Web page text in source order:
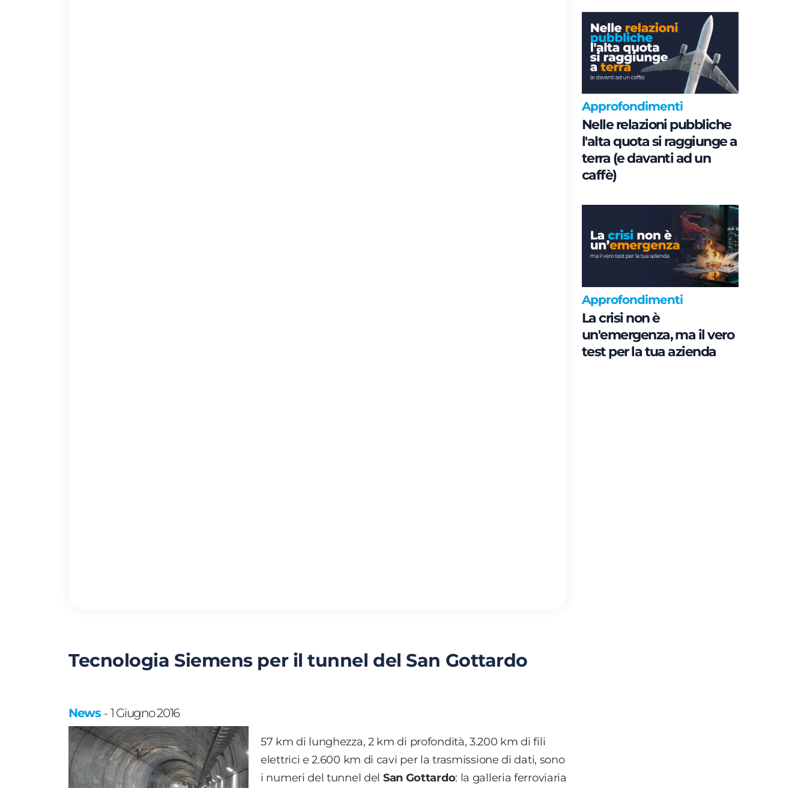
Tecnologia Siemens per il tunnel del San Gottardo
News - 1 Giugno 2016
57 km di lunghezza, 2 km di profondità, 3.200 km di fili
elettrici e 2.600 km di cavi per la trasmissione di dati, sono
i numeri del tunnel del San Gottardo: la galleria ferroviaria
Approfondimenti
Nelle relazioni pubbliche
l'alta quota si raggiunge a
terra (e davanti ad un
caffè)
Approfondimenti
La crisi non è
un'emergenza, ma il vero
test per la tua azienda